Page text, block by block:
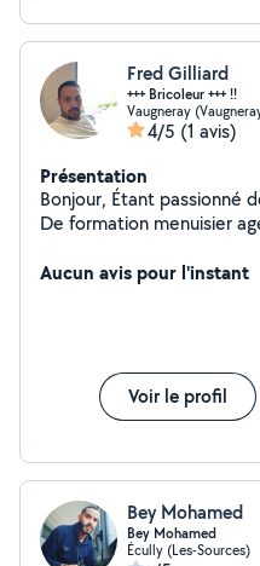
Fred Gilliard
+++ Bricoleur +++ !!
Vaugneray
4/5 (1 avis)
Présentation
Bonjour, Étant passionné de travaux et grand bricoleur.
De formation menuisier
Aucun avis pour l'instant
Voir le profil
Bey Mohamed
Bey Mohamed
Écully (Les-Sources)